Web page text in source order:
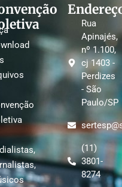
Rua
Apinajés,
nº 1.100,
cj 1403 -
Perdizes
- São
Paulo/SP
(11)
3801-
8274